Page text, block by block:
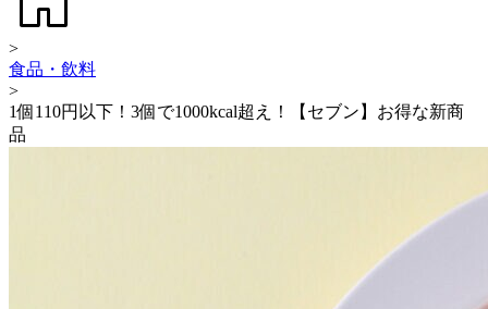
>
食品・飲料
>
1個110円以下！3個で1000kcal超え！【セブン】お得な新商
品